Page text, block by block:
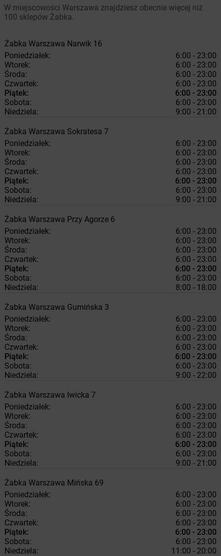
W miejscowości Warszawa znajdziesz obecnie więcej niż
100 sklepów Żabka.
Żabka Warszawa Narwik 16
Poniedziałek:
6:00 - 23:00
Wtorek:
6:00 - 23:00
Środa:
6:00 - 23:00
Czwartek:
6:00 - 23:00
Piątek:
6:00 - 23:00
Sobota:
6:00 - 23:00
Niedziela:
9:00 - 21:00
Żabka Warszawa Sokratesa 7
Poniedziałek:
6:00 - 23:00
Wtorek:
6:00 - 23:00
Środa:
6:00 - 23:00
Czwartek:
6:00 - 23:00
Piątek:
6:00 - 23:00
Sobota:
6:00 - 23:00
Niedziela:
9:00 - 21:00
Żabka Warszawa Przy Agorze 6
Poniedziałek:
6:00 - 23:00
Wtorek:
6:00 - 23:00
Środa:
6:00 - 23:00
Czwartek:
6:00 - 23:00
Piątek:
6:00 - 23:00
Sobota:
6:00 - 23:00
Niedziela:
8:00 - 18:00
Żabka Warszawa Gumińska 3
Poniedziałek:
6:00 - 23:00
Wtorek:
6:00 - 23:00
Środa:
6:00 - 23:00
Czwartek:
6:00 - 23:00
Piątek:
6:00 - 23:00
Sobota:
6:00 - 23:00
Niedziela:
9:00 - 22:00
Żabka Warszawa Iwicka 7
Poniedziałek:
6:00 - 23:00
Wtorek:
6:00 - 23:00
Środa:
6:00 - 23:00
Czwartek:
6:00 - 23:00
Piątek:
6:00 - 23:00
Sobota:
6:00 - 23:00
Niedziela:
9:00 - 21:00
Żabka Warszawa Mińska 69
Poniedziałek:
6:00 - 23:00
Wtorek:
6:00 - 23:00
Środa:
6:00 - 23:00
Czwartek:
6:00 - 23:00
Piątek:
6:00 - 23:00
Sobota:
6:00 - 23:00
Niedziela:
11:00 - 20:00